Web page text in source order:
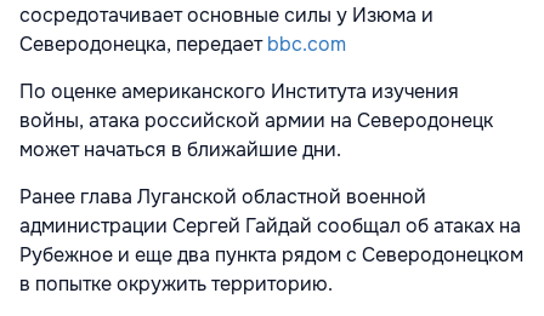
сосредотачивает основные силы у Изюма и
Северодонецка, передаетbbc.com
По оценке американского Института изучения
войны, атака российской армии на Северодонецк
может начаться в ближайшие дни.
Ранее глава Луганской областной военной
администрации Сергей Гайдай сообщал об атаках на
Рубежное и еще два пункта рядом с Северодонецком
в попытке окружить территорию.